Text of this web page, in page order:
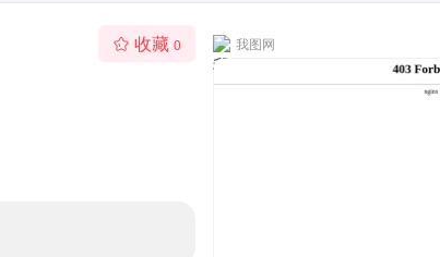
收藏 0 我图网